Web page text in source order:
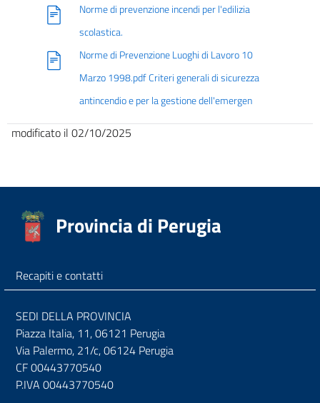
Norme di prevenzione incendi per l'edilizia
scolastica.
Norme di Prevenzione Luoghi di Lavoro 10
Marzo 1998.pdf Criteri generali di sicurezza
antincendio e per la gestione dell'emergen
modificato il 02/10/2025
Provincia di Perugia
Recapiti e contatti
SEDI DELLA PROVINCIA
Piazza Italia, 11, 06121 Perugia
Via Palermo, 21/c, 06124 Perugia
CF 00443770540
P.IVA 00443770540